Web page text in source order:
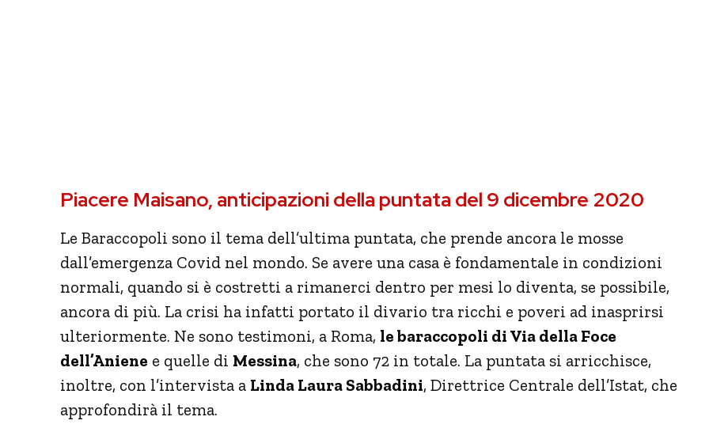
Piacere Maisano, anticipazioni della puntata del 9 dicembre 2020
Le Baraccopoli sono il tema dell’ultima puntata, che prende ancora le mosse
dall’emergenza Covid nel mondo. Se avere una casa è fondamentale in condizioni
normali, quando si è costretti a rimanerci dentro per mesi lo diventa, se possibile,
ancora di più. La crisi ha infatti portato il divario tra ricchi e poveri ad inasprirsi
ulteriormente. Ne sono testimoni, a Roma, le baraccopoli di Via della Foce
dell’Aniene e quelle di Messina, che sono 72 in totale. La puntata si arricchisce,
inoltre, con l’intervista a Linda Laura Sabbadini, Direttrice Centrale dell’Istat, che
approfondirà il tema.